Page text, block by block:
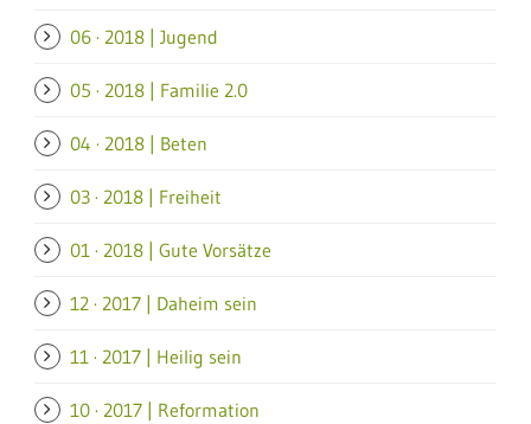
06 · 2018 | Jugend
05 · 2018 | Familie 2.0
04 · 2018 | Beten
03 · 2018 | Freiheit
01 · 2018 | Gute Vorsätze
12 · 2017 | Daheim sein
11 · 2017 | Heilig sein
10 · 2017 | Reformation